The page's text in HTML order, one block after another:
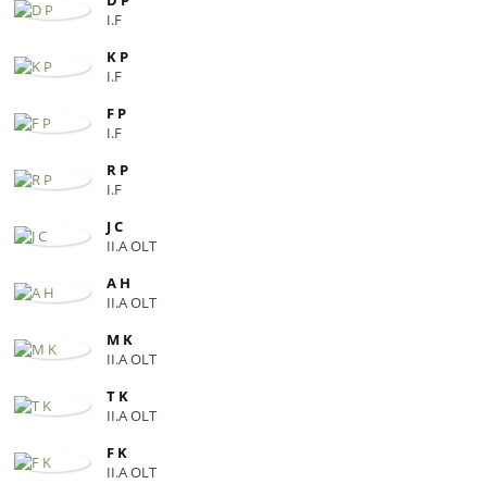
I.F
K P
I.F
F P
I.F
R P
I.F
J C
II.A OLT
A H
II.A OLT
M K
II.A OLT
T K
II.A OLT
F K
II.A OLT